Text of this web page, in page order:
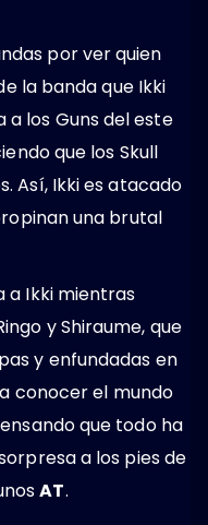
por ver quien
la banda que Ikki
los Guns del este
que los Skull
Así, Ikki es atacado
una brutal
a Ikki mientras
y Shiraume, que
y enfundadas en
conocer el mundo
que todo ha
a los pies de
AT.